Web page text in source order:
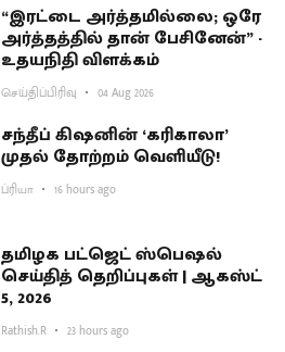
“இரட்டை அர்த்தமில்லை; ஒரே
அர்த்தத்தில் தான் பேசினேன்” -
உதயநிதி விளக்கம்
செய்திப்பிரிவு 04 Aug 2026
சந்தீப் கிஷனின் ‘கரிகாலா’
முதல் தோற்றம் வெளியீடு!
ப்ரியா 16 hours ago
தமிழக பட்ஜெட் ஸ்பெஷல்
செய்தித் தெறிப்புகள் | ஆகஸ்ட்
5, 2026
Rathish.R 23 hours ago